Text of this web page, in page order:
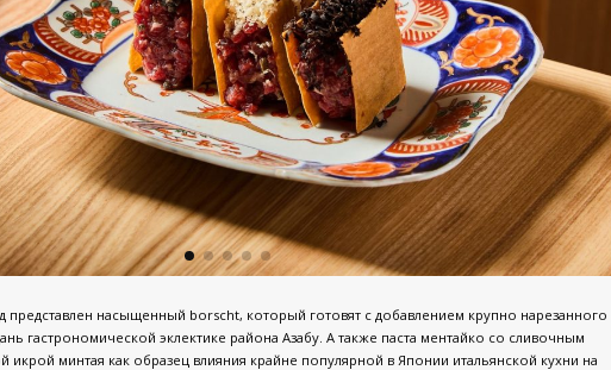
представлен насыщенный borscht, который готовят с добавлением крупно нарезанного
гастрономической эклектике района Азабу. А также паста ментайко со сливочным
икрой минтая как образец влияния крайне популярной в Японии итальянской кухни на